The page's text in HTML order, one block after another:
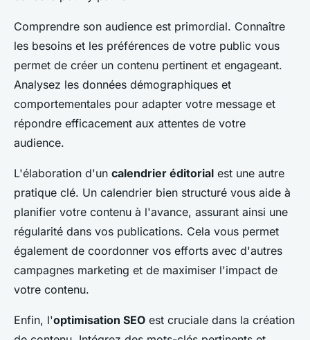
Comprendre son audience est primordial. Connaître
les besoins et les préférences de votre public vous
permet de créer un contenu pertinent et engageant.
Analysez les données démographiques et
comportementales pour adapter votre message et
répondre efficacement aux attentes de votre
audience.
L'élaboration d'un calendrier éditorial est une autre
pratique clé. Un calendrier bien structuré vous aide à
planifier votre contenu à l'avance, assurant ainsi une
régularité dans vos publications. Cela vous permet
également de coordonner vos efforts avec d'autres
campagnes marketing et de maximiser l'impact de
votre contenu.
Enfin, l'optimisation SEO est cruciale dans la création